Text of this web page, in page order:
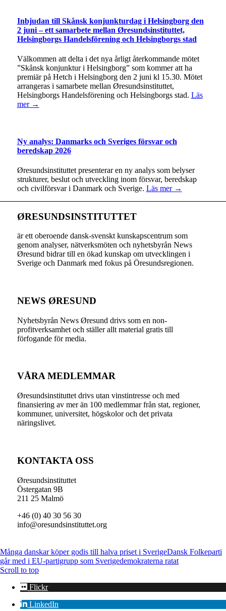
Inbjudan till Skånsk konjunkturdag i Helsingborg den
2 juni – ett samarbete mellan Øresundsinstituttet,
Helsingborgs Handelsförening och Helsingborgs stad
Välkommen att delta i det nya årligt återkommande mötet
”Skånsk konjunktur i Helsingborg” som kommer att ha
premiär på Hetch i Helsingborg den 2 juni kl 15.30. Mötet
arrangeras i samarbete mellan Øresundsinstituttet,
Helsingborgs Handelsförening och Helsingborgs stad. Läs
mer →
Ny analys: Danmarks och Sveriges försvar och
beredskap 2026
Øresundsinstituttet presenterar en ny analys som belyser
strukturer, beslut och utveckling inom försvar, beredskap
och civilförsvar i Danmark och Sverige. Läs mer →
ØRESUNDSINSTITUTTET
är ett oberoende dansk-svenskt kunskapscentrum som
genom analyser, nätverksmöten och nyhetsbyrån News
Øresund bidrar till en ökad kunskap om utvecklingen i
Sverige och Danmark med fokus på Öresundsregionen.
NEWS ØRESUND
Nyhetsbyrån News Øresund drivs som en non-
profitverksamhet och ställer allt material gratis till
förfogande för media.
VÅRA MEDLEMMAR
Øresundsinstituttet drivs utan vinst­intresse och med
finansiering av mer än 100 medlemmar från stat, regioner,
kommuner, universitet, högskolor och det privata
näringslivet.
KONTAKTA OSS
Øresundsinstituttet
Östergatan 9B
211 25 Malmö
+46 (0) 40 30 56 30
info@oresundsinstituttet.org
Många danskar köper godis till halva priset i SverigeDansk Folkeparti
går med i EU-partigrupp som Sverigedemokraterna ratat
Scroll to top
Flickr
LinkedIn